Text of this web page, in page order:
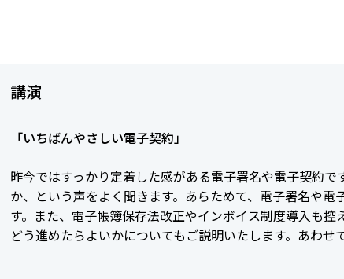
講演
「いちばんやさしい電子契約」
昨今ではすっかり定着した感がある電子署名や電子契約
か、という声をよく聞きます。あらためて、電子署名や
す。また、電子帳簿保存法改正やインボイス制度導入も
どう進めたらよいかについてもご説明いたします。あわせ